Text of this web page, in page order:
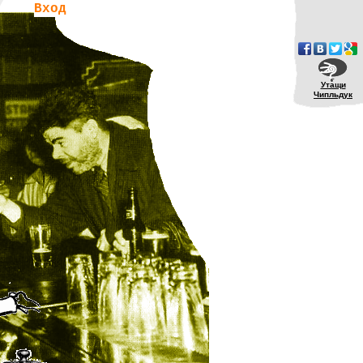
Вход
Утащи
Чипльдук